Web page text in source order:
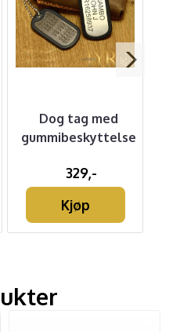
Dog tag med
gummibeskyttelse
329,-
Kjøp